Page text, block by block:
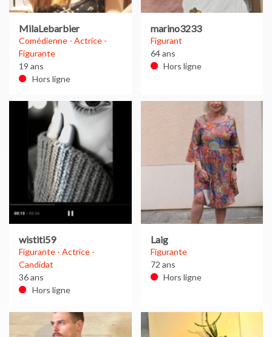
MilaLebarbier
Comédienne - Actrice -
Figurante
19 ans
Hors ligne
marino3233
Figurant
64 ans
Hors ligne
wistiti59
Figurante - Actrice -
Candidat
36 ans
Hors ligne
Laig
Figurante
72 ans
Hors ligne